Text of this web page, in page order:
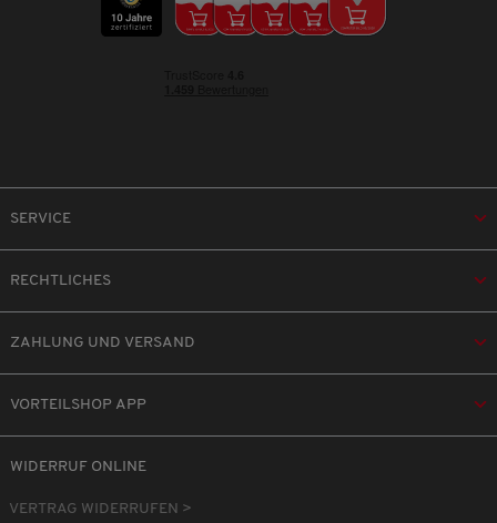
SERVICE
RECHTLICHES
ZAHLUNG UND VERSAND
VORTEILSHOP APP
WIDERRUF ONLINE
VERTRAG WIDERRUFEN >